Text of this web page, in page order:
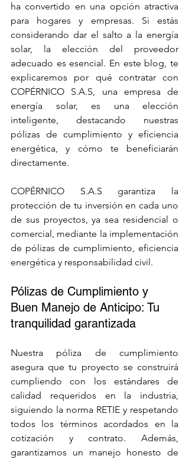
ha convertido en una opción atractiva
para hogares y empresas. Si estás
considerando dar el salto a la energía
solar, la elección del proveedor
adecuado es esencial. En este blog, te
explicaremos por qué contratar con
COPÉRNICO S.A.S, una empresa de
energía solar, es una elección
inteligente, destacando nuestras
pólizas de cumplimiento y eficiencia
energética, y cómo te beneficiarán
directamente.
COPÉRNICO S.A.S garantiza la
protección de tu inversión en cada uno
de sus proyectos, ya sea residencial o
comercial, mediante la implementación
de pólizas de cumplimiento, eficiencia
energética y responsabilidad civil.
Pólizas de Cumplimiento y
Buen Manejo de Anticipo: Tu
tranquilidad garantizada
Nuestra póliza de cumplimiento
asegura que tu proyecto se construirá
cumpliendo con los estándares de
calidad requeridos en la industria,
siguiendo la norma RETIE y respetando
todos los términos acordados en la
cotización y contrato. Además,
garantizamos un manejo honesto de